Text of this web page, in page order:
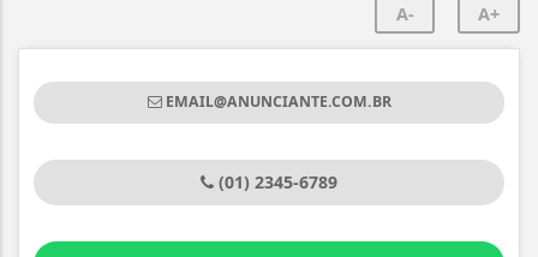
A- A+
EMAIL@ANUNCIANTE.COM.BR
(01) 2345-6789